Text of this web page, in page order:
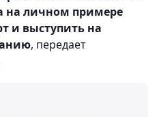
на личном примере
и выступить на
, передает